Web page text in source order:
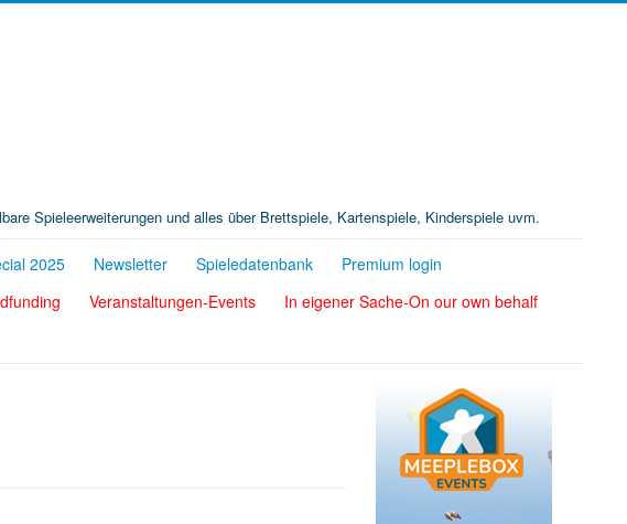
Spieleerweiterungen und alles über Brettspiele, Kartenspiele, Kinderspiele uvm.
2025 Newsletter Spieledatenbank
Premium login
Veranstaltungen-Events In eigener Sache-On our own behalf